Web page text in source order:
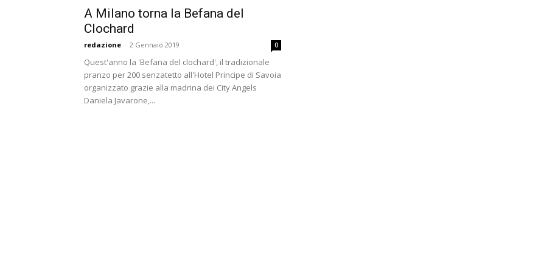
A Milano torna la Befana del
Clochard
redazione - 2 Gennaio 2019 0
Quest'anno la 'Befana del clochard', il tradizionale
pranzo per 200 senzatetto all'Hotel Principe di Savoia
organizzato grazie alla madrina dei City Angels
Daniela Javarone,...